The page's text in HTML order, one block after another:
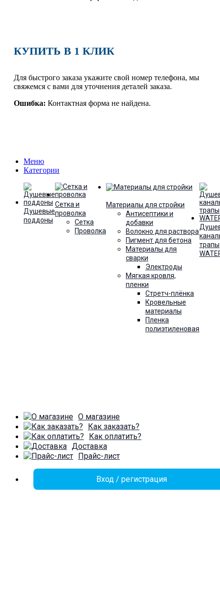
КУПИТЬ В 1 КЛИК
Для быстрого заказа укажите свой номер телефона, мы
свяжемся с вами для уточнения деталей заказа.
Ошибка: Контактная форма не найдена.
Меню
Категории
Душевые
поддоны
Сетка и
проволка
Сетка
Проволка
Материалы для стройки
Антисептики и
добавки
Волокно для раствора
Пигмент для бетона
Материалы для
сварки
Электроды
Мягкая кровля,
пленки
Стретч-плёнка
Кровельные
материалы
Пленка
полиэтиленовая
трапы
О магазине
Как заказать?
Как оплатить?
Доставка
Прайс-лист
Вход / регистрация